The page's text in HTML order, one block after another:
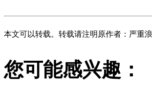
本文可以转载。转载请注明原作者：严重
您可能感兴趣：